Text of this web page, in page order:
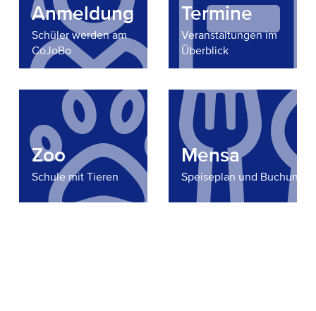
Anmeldung
Schüler werden am
CoJoBo
Termine
Veranstaltungen im
Überblick
Zoo
Schule mit Tieren
Mensa
Speiseplan und Buchung